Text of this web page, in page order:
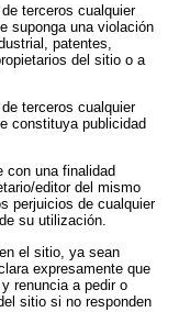
terceros cualquier
suponga una violación
patentes,
del sitio o a
terceros cualquier
constituya publicidad
con una finalidad
editor del mismo
perjuicios de cualquier
su utilización.
el sitio, ya sean
expresamente que
renuncia a pedir o
sitio si no responden